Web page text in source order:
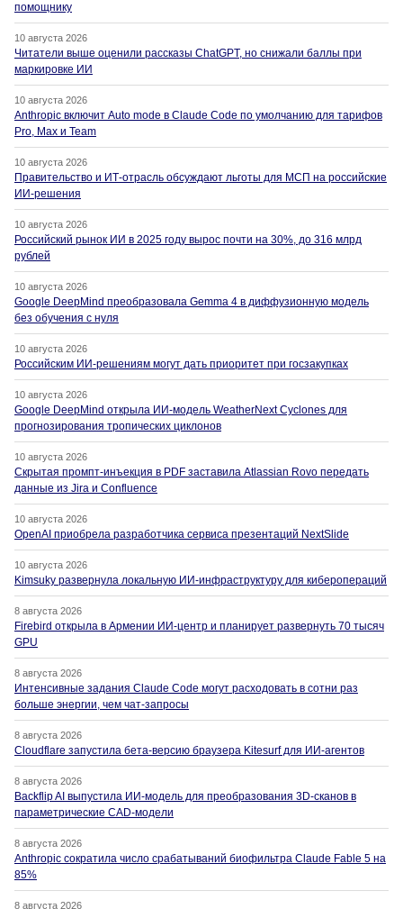
помощнику
10 августа 2026
Читатели выше оценили рассказы ChatGPT, но снижали баллы при
маркировке ИИ
10 августа 2026
Anthropic включит Auto mode в Claude Code по умолчанию для тарифов
Pro, Max и Team
10 августа 2026
Правительство и ИТ-отрасль обсуждают льготы для МСП на российские
ИИ-решения
10 августа 2026
Российский рынок ИИ в 2025 году вырос почти на 30%, до 316 млрд
рублей
10 августа 2026
Google DeepMind преобразовала Gemma 4 в диффузионную модель
без обучения с нуля
10 августа 2026
Российским ИИ-решениям могут дать приоритет при госзакупках
10 августа 2026
Google DeepMind открыла ИИ-модель WeatherNext Cyclones для
прогнозирования тропических циклонов
10 августа 2026
Скрытая промпт-инъекция в PDF заставила Atlassian Rovo передать
данные из Jira и Confluence
10 августа 2026
OpenAI приобрела разработчика сервиса презентаций NextSlide
10 августа 2026
Kimsuky развернула локальную ИИ-инфраструктуру для киберопераций
8 августа 2026
Firebird открыла в Армении ИИ-центр и планирует развернуть 70 тысяч
GPU
8 августа 2026
Интенсивные задания Claude Code могут расходовать в сотни раз
больше энергии, чем чат-запросы
8 августа 2026
Cloudflare запустила бета-версию браузера Kitesurf для ИИ-агентов
8 августа 2026
Backflip AI выпустила ИИ-модель для преобразования 3D-сканов в
параметрические CAD-модели
8 августа 2026
Anthropic сократила число срабатываний биофильтра Claude Fable 5 на
85%
8 августа 2026